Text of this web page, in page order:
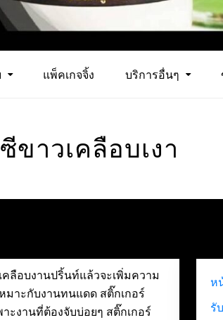
แพ็คเกจจิ้ง บริการอื่นๆ
าวเคลือบเงา
คลือบงานปริ้นท์แล้วจะเพิ่มความ
มาะกับงานทนแดด สติ๊กเกอร์
ะงานที่ต้องจับบ่อยๆ สติ๊กเกอร์
ห
รั